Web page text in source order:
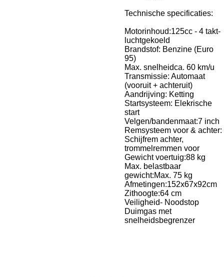
Technische specificaties:
Motorinhoud:125cc - 4 takt-
luchtgekoeld
Brandstof: Benzine (Euro
95)
Max. snelheidca. 60 km/u
Transmissie: Automaat
(vooruit + achteruit)
Aandrijving: Ketting
Startsysteem: Elekrische
start
Velgen/bandenmaat:7 inch
Remsysteem voor & achter:
Schijfrem achter,
trommelremmen voor
Gewicht voertuig:88 kg
Max. belastbaar
gewicht:Max. 75 kg
Afmetingen:152x67x92cm
Zithoogte:64 cm
Veiligheid- Noodstop
Duimgas met
snelheidsbegrenzer